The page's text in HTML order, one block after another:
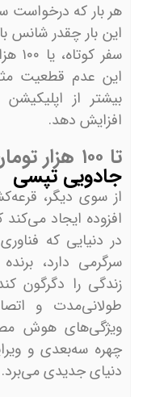
هر بار که درخواست
این عدم قطعیت
بیشتر از
افزایش دهد.
تا ۱۰۰ هزار تومان هدیه
جادویی تپسی
افزوده ایجاد
در دنیایی که
سرگرمی دارد،
ویژگی‌های هوش
دنیای جدیدی می‌برد.